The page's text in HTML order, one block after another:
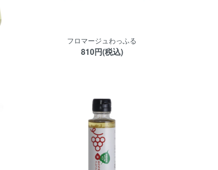
フロマージュわっふる
810円(税込)